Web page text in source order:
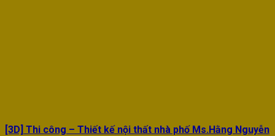
[3D] Thi công – Thiết kế nội thất nhà phố Ms.Hằng Nguyễn